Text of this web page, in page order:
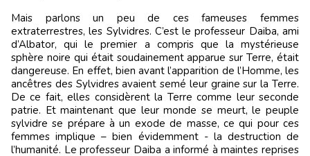
Mais parlons un peu de ces fameuses femmes
extraterrestres, les Sylvidres. C’est le professeur Daiba, ami
d’Albator, qui le premier a compris que la mystérieuse
sphère noire qui était soudainement apparue sur Terre, était
dangereuse. En effet, bien avant l’apparition de l’Homme, les
ancêtres des Sylvidres avaient semé leur graine sur la Terre.
De ce fait, elles considèrent la Terre comme leur seconde
patrie. Et maintenant que leur monde se meurt, le peuple
sylvidre se prépare à un exode de masse, ce qui pour ces
femmes implique – bien évidemment - la destruction de
l’humanité. Le professeur Daiba a informé à maintes reprises